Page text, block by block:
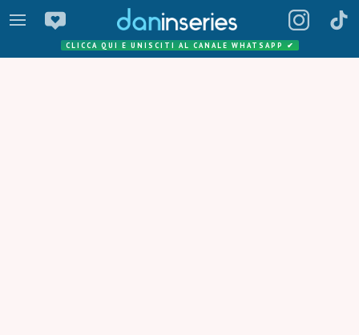
CLICCA QUI E UNISCITI AL CANALE WHATSAPP ✔